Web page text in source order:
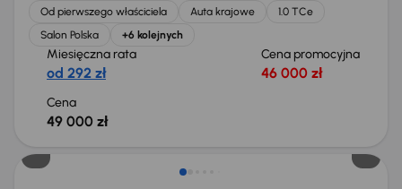
Od pierwszego właściciela Auta krajowe
1.0 TCe
Salon Polska
+6 kolejnych
Miesięczna rata
od 292 zł
Cena promocyjna
46 000 zł
Cena
49 000 zł